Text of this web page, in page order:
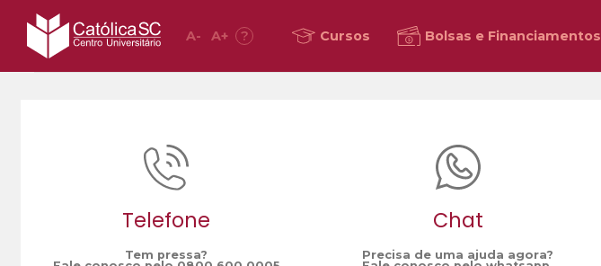
A- A+ ? Cursos Bolsas e Financiamentos
Home CâncerdePróstata
Telefone
Tem pressa?
Chat
Precisa de uma ajuda agora?